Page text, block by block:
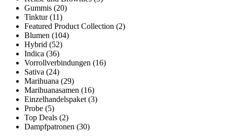
Gummis (20)
Tinktur (11)
Featured Product Collection (2)
Blumen (104)
Hybrid (52)
Indica (36)
Vorrollverbindungen (16)
Sativa (24)
Marihuana (29)
Marihuanasamen (16)
Einzelhandelspaket (3)
Probe (5)
Top Deals (2)
Dampfpatronen (30)